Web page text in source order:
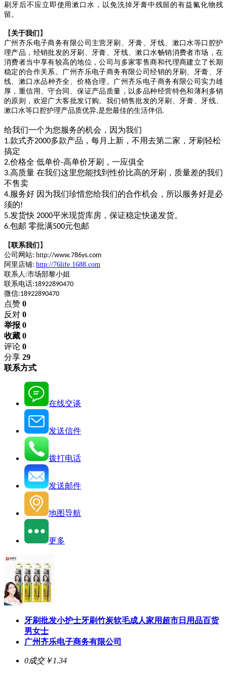
刷牙后不应立即使用漱口水，以免洗掉牙膏中残留的有益氟化物残
留。
【 关于我们 】
广州齐乐电子商务有限公司 主营 牙刷、牙膏、 牙线
漱口水等口腔护
理产品 ，经销批发的牙刷、牙膏、 牙线 、漱口水畅销消费者市场，在
消费者当中享有较高的地位，公司与多家零售商和代理商建立了长期
稳定的合作关系。广州齐乐电子商务有限公司经销的牙刷、牙膏、
牙
线
漱口水品种齐全、价格合理。广州齐乐电子商务有限公司实力雄
厚，重信用、守合同、保证产品质量，以多品种经营特色和薄利多销
的原则， 欢迎广大客批发订购 。 我们销售批发的 牙刷、牙膏、 牙线
漱口水等口腔护理产品质优异,是您最佳的生活伴侣.
给我们一个为您服务的机会，因为我们
1.款式齐2000多款产品，每月上新，不用去第二家，牙刷轻松
搞定
2.价格全 低单价-高单价牙刷，一应俱全
3.高质量 在我们这里您能找到性价比高的牙刷，质量差的我们
不售卖
4.服务好 因为我们珍惜您给我们的合作机会，所以服务好是必
须的!
5.发货快 2000平米现货库房，保证稳定快递发货。
6.包邮 零批满500元包邮
【联系我们 】
公司网站: http://www.786ys.com
阿里店铺: http://76life.1688.com
联系人 :市场部黎小姐
联系电话:18922890470
微信:18922890470
点赞 0
反对 0
举报 0
收藏 0
评论 0
分享 29
联系方式
在线交谈
发送信件
拨打电话
发送邮件
地图导航
更多
牙刷批发小护士牙刷竹炭软毛成人家用超市日用品百货
男女士
广州齐乐电子商务有限公司
0成交￥1.34